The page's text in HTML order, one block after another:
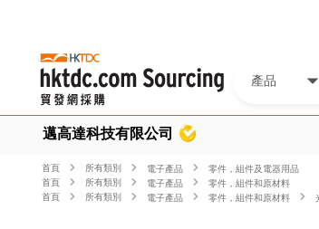
產品
邁高達科技有限公司
首頁 所有類別 電子產品
零件，組件及電器用品
首頁
所有類別 電子產品
零件，組件和原材料
首頁
所有類別 電子產品 零件，組件和原材料